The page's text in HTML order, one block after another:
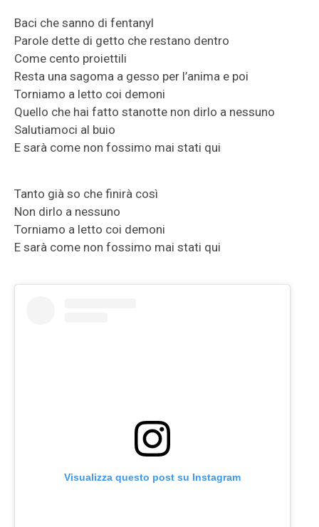
Baci che sanno di fentanyl
Parole dette di getto che restano dentro
Come cento proiettili
Resta una sagoma a gesso per l’anima e poi
Torniamo a letto coi demoni
Quello che hai fatto stanotte non dirlo a nessuno
Salutiamoci al buio
E sarà come non fossimo mai stati qui
Tanto già so che finirà così
Non dirlo a nessuno
Torniamo a letto coi demoni
E sarà come non fossimo mai stati qui
Visualizza questo post su Instagram